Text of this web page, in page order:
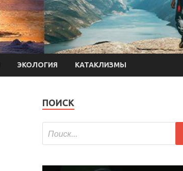
ЭКОЛОГИЯ КАТАКЛИЗМЫ
ПОИСК